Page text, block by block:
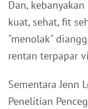
Dan,
kuat, sehat, fit
"menolak"
rentan terpapar
Sementara Jenn
Penelitian